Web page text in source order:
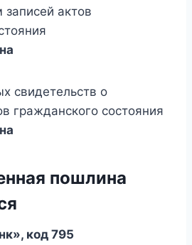
записей актов
свидетельств о
гражданского состояния
пошлина
код 795